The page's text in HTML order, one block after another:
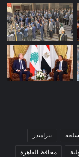
بيراميدز
محافظ القاهرة